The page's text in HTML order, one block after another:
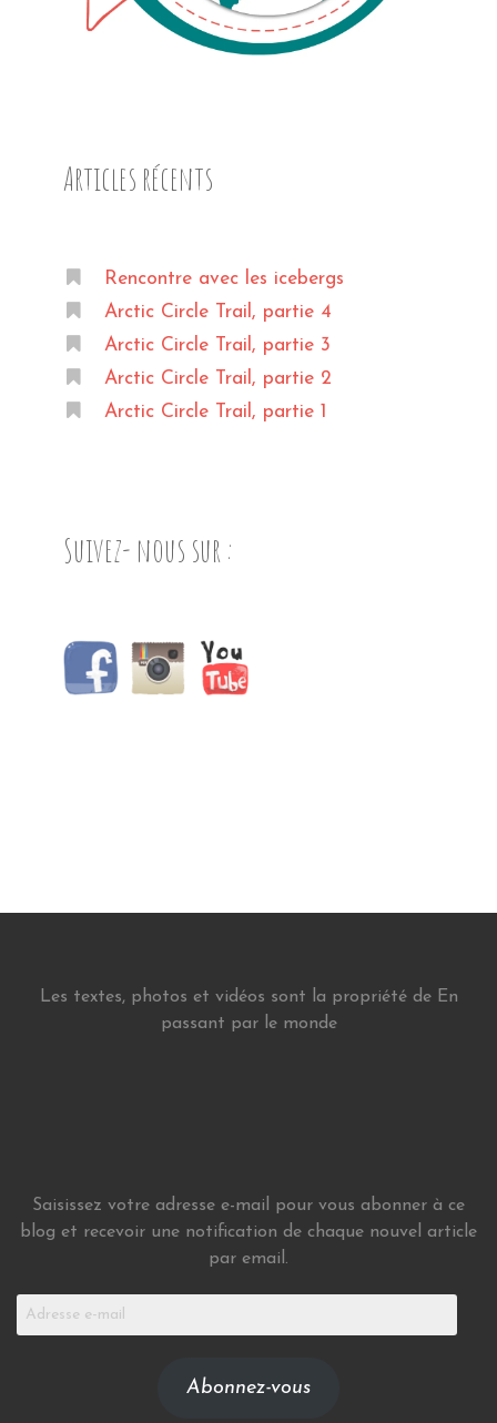
Articles récents
Rencontre avec les icebergs
Arctic Circle Trail, partie 4
Arctic Circle Trail, partie 3
Arctic Circle Trail, partie 2
Arctic Circle Trail, partie 1
Suivez- nous sur :
Les textes, photos et vidéos sont la propriété de En
passant par le monde
Saisissez votre adresse e-mail pour vous abonner à ce
blog et recevoir une notification de chaque nouvel article
par email.
Adresse
Abonnez-vous